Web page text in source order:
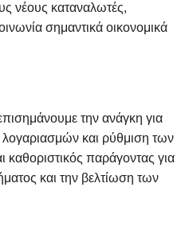
νέους καταναλωτές,
σημαντικά οικονομικά
την ανάγκη για
και ρύθμιση των
καθοριστικός παράγοντας για
και την βελτίωση των